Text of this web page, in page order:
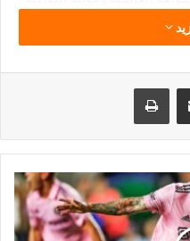
وروميو هانت، كما حضر
إكس كاردي بي”، إضافة إلى
مشاركة عبر البريد طباعة